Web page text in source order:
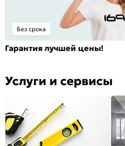
Без срока
Гарантия лучшей цены!
Услуги и сервисы